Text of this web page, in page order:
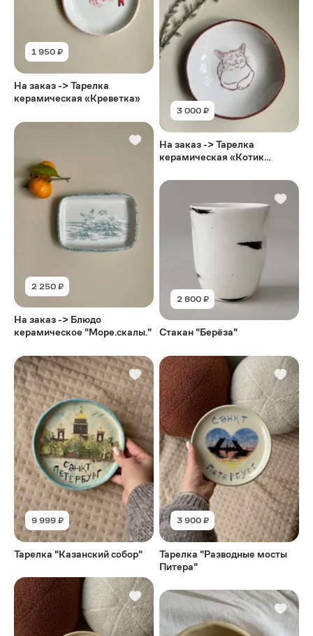
1 950 ₽
На заказ -> Тарелка
керамическая «Креветка»
2 250 ₽
На заказ -> Блюдо
керамическое "Море.скалы."
9 999 ₽
Тарелка "Казанский собор"
3 000 ₽
На заказ -> Тарелка
керамическая «Котик
2 800 ₽
Стакан "Берёза"
3 900 ₽
Тарелка "Разводные мосты
Питера"